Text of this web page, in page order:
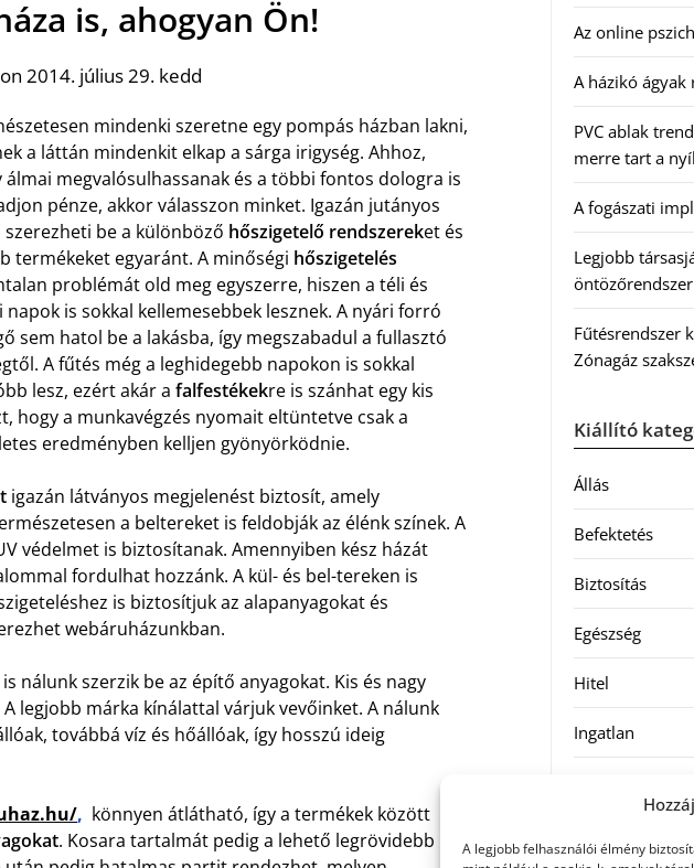
A legjobb felhasználói élmény
is, ahogyan Ön!
2014. július 29. kedd
mindenki szeretne egy pompás házban lakni,
a láttán mindenkit elkap a sárga irigység. Ahhoz,
álmai megvalósulhassanak és a többi fontos dologra is
pénze, akkor válasszon minket. Igazán jutányos
be a különböző hőszigetelő rendszereket és
termékeket egyaránt. A minőségi hőszigetelés
problémát old meg egyszerre, hiszen a téli és
napok is sokkal kellemesebbek lesznek. A nyári forró
sem hatol be a lakásba, így megszabadul a fullasztó
A fűtés még a leghidegebb napokon is sokkal
lesz, ezért akár a falfestékekre is szánhat egy kis
hogy a munkavégzés nyomait eltüntetve csak a
eredményben kelljen gyönyörködnie.
igazán látványos megjelenést biztosít, amely
a beltereket is feldobják az élénk színek. A
védelmet is biztosítanak. Amennyiben kész házát
fordulhat hozzánk. A kül- és bel-tereken is
is biztosítjuk az alapanyagokat és
webáruházunkban.
nálunk szerzik be az építő anyagokat. Kis és nagy
legjobb márka kínálattal várjuk vevőinket. A nálunk
továbbá víz és hőállóak, így hosszú ideig
, könnyen átlátható, így a termékek között
. Kosara tartalmát pedig a lehető legrövidebb idő
Az online
A házikó
PVC ablak
merre tart a
A fogászati
Legjobb
Fűtésrendszer
Zónagáz
Kiállító
Állás
Befektetés
Biztosítás
Egészség
Hitel
Ingatlan